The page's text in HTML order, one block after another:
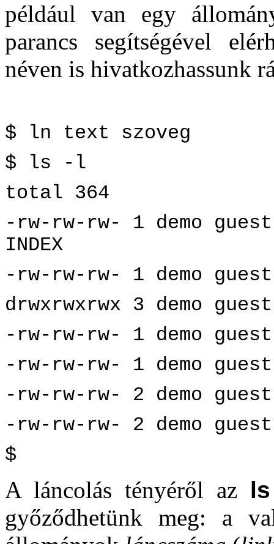
például van egy
parancs segítségével
néven is hivatkozhassunk
$ ln text szoveg
$ ls -l
total 364
-rw-rw-rw- 1 demo
INDEX
-rw-rw-rw- 1 demo
drwxrwxrwx 3 demo
-rw-rw-rw- 1 demo
-rw-rw-rw- 1 demo
-rw-rw-rw- 2 demo
-rw-rw-rw- 2 demo
$
A láncolás tényéről az
győződhetünk meg: a